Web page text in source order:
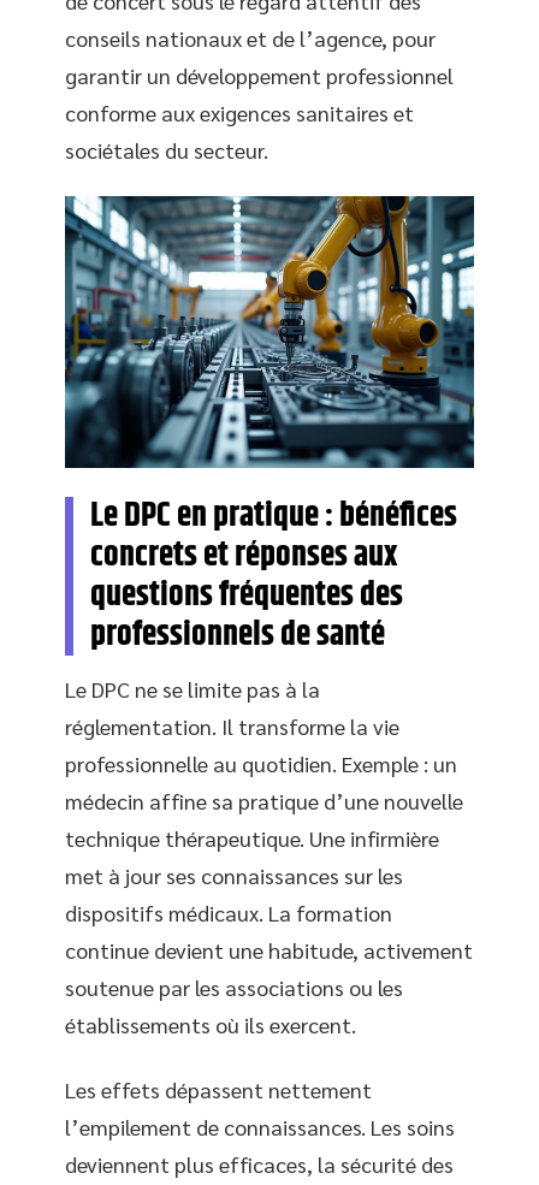
conseils nationaux et de l’agence, pour
garantir un développement professionnel
conforme aux exigences sanitaires et
sociétales du secteur.
Le DPC en pratique : bénéfices
concrets et réponses aux
questions fréquentes des
professionnels de santé
Le DPC ne se limite pas à la
réglementation. Il transforme la vie
professionnelle au quotidien. Exemple : un
médecin affine sa pratique d’une nouvelle
technique thérapeutique. Une infirmière
met à jour ses connaissances sur les
dispositifs médicaux. La formation
continue devient une habitude, activement
soutenue par les associations ou les
établissements où ils exercent.
Les effets dépassent nettement
l’empilement de connaissances. Les soins
deviennent plus efficaces, la sécurité des